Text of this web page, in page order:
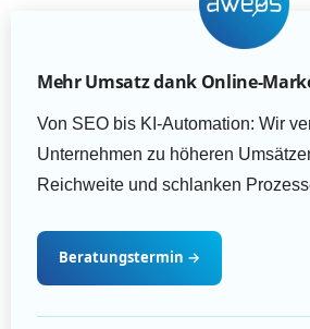
Mehr Umsatz dank Online-
Von SEO bis KI-Automation: Wir
Unternehmen zu höheren
Reichweite und schlanken
Beratungstermin →